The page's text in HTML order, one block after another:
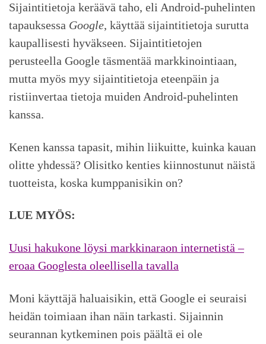
Sijaintitietoja keräävä taho, eli Android-puhelinten
tapauksessa Google, käyttää sijaintitietoja surutta
kaupallisesti hyväkseen. Sijaintitietojen
perusteella Google täsmentää markkinointiaan,
mutta myös myy sijaintitietoja eteenpäin ja
ristiinvertaa tietoja muiden Android-puhelinten
kanssa.
Kenen kanssa tapasit, mihin liikuitte, kuinka kauan
olitte yhdessä? Olisitko kenties kiinnostunut näistä
tuotteista, koska kumppanisikin on?
LUE MYÖS:
Uusi hakukone löysi markkinaraon internetistä –
eroaa Googlesta oleellisella tavalla
Moni käyttäjä haluaisikin, että Google ei seuraisi
heidän toimiaan ihan näin tarkasti. Sijainnin
seurannan kytkeminen pois päältä ei ole